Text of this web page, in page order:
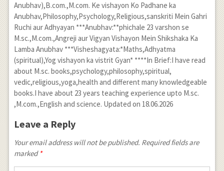
Anubhav),B.com.,M.com. Ke vishayon Ko Padhane ka
Anubhav,Philosophy,Psychology,Religious,sanskriti Mein Gahri
Ruchi aur Adhyayan ***Anubhav:**phichale 23 varshon se
M.sc.,M.com.,Angreji aur Vigyan Vishayon Mein Shikshaka Ka
Lamba Anubhav ***Visheshagyata:*Maths,Adhyatma
(spiritual),Yog vishayon ka vistrit Gyan* ****In Brief:I have read
about M.sc. books,psychology,philosophy,spiritual,
vedic,religious,yoga,health and different many knowledgeable
books.I have about 23 years teaching experience upto M.sc.
,M.com.,English and science. Updated on 18.06.2026
Leave a Reply
Your email address will not be published. Required fields are
marked *